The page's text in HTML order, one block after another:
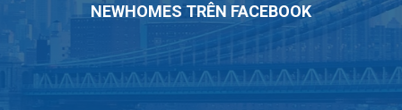
NEWHOMES TRÊN FACEBOOK